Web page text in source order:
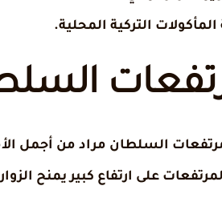
المأكولات التركية المحلية.
السلطان مراد من أجمل
على ارتفاع كبير يمنح